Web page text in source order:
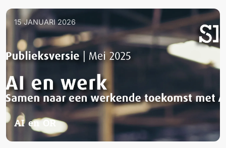
15 JANUARI 2026
AI en OR